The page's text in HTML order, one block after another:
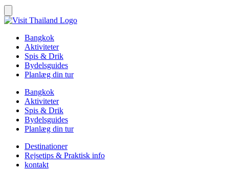
Bangkok
Aktiviteter
Spis & Drik
Bydelsguides
Planlæg din tur
Bangkok
Aktiviteter
Spis & Drik
Bydelsguides
Planlæg din tur
Destinationer
Rejsetips & Praktisk info
kontakt